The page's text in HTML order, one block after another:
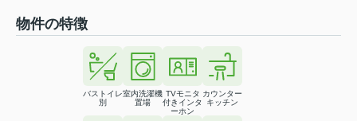
物件の特徴
バストイレ
別
室内洗濯機
置場
TVモニタ
付きインタ
ーホン
カウンター
キッチン